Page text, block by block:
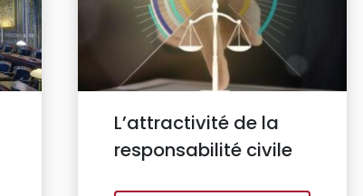
L’attractivité de la
responsabilité civile